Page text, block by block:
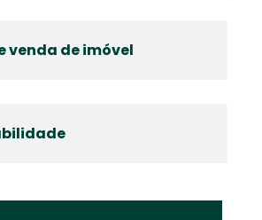
venda de imóvel